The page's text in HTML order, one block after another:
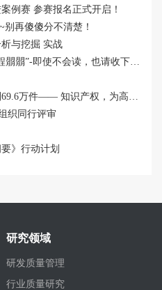
例赛 参赛报名正式开启！
别再傻傻分不清楚！
析与挖掘 实战
织同行评审
》行动计划
研究领域
研发质量管理
行业质量研究